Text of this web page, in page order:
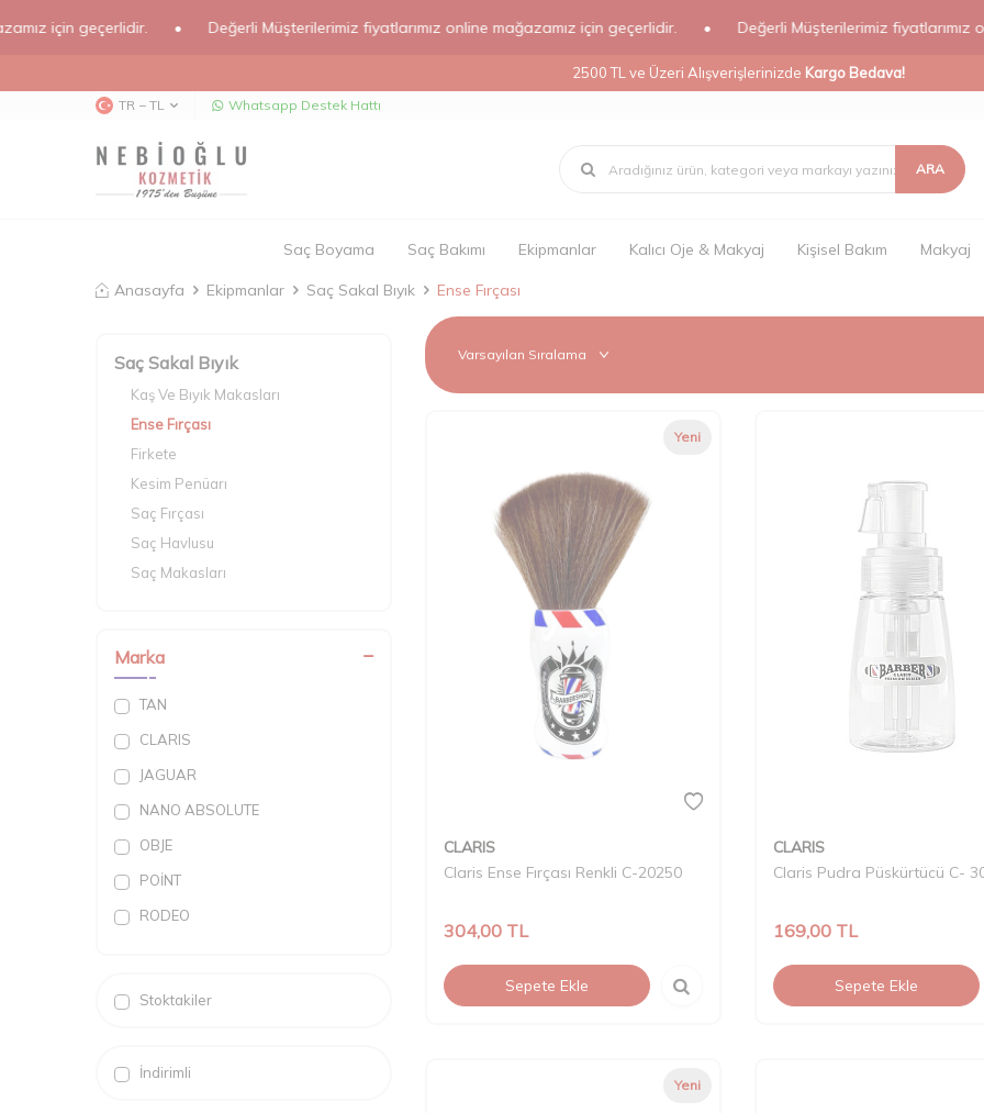
geçerlidir. • Değerli Müşterilerimiz fiyatlarımız online mağazamız için geçerlidir. • Değerli Müşterilerimiz fiyatlarımız online
2500 TL ve Üzeri Alışverişlerinizde Kargo Bedava!
TR − TL Whatsapp Destek Hattı
ARA
Saç Boyama Saç Bakımı Ekipmanlar Kalıcı Oje & Makyaj Kişisel Bakım Makyaj
Anasayfa Ekipmanlar Saç Sakal Bıyık Ense Fırçası
Saç Sakal Bıyık
Kaş Ve Bıyık Makasları
Ense Fırçası
Firkete
Kesim Penüarı
Saç Fırçası
Saç Havlusu
Saç Makasları
Saç Usturası
Taraklar
Tarama Penüarı
Ense Aynası
Suluk
Marka
TAN
CLARIS
JAGUAR
NANO ABSOLUTE
OBJE
POİNT
RODEO
Stoktakiler
İndirimli
Yeni
CLARIS
Claris Ense Fırçası Renkli C-20250
304,00 TL
Sepete Ekle
CLARIS
Claris Pudra Püskürtücü C-
169,00TL
Sepete Ekle
Yeni